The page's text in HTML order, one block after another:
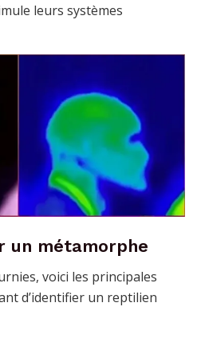
leurs systèmes
un métamorphe
voici les principales
d’identifier un reptilien